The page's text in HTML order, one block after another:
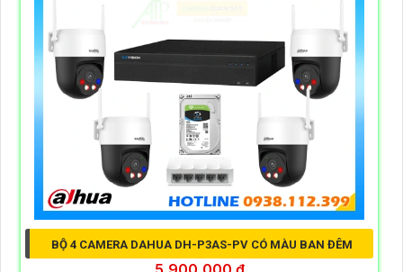
BỘ 4 CAMERA DAHUA DH-P3AS-PV CÓ MÀU BAN ĐÊM